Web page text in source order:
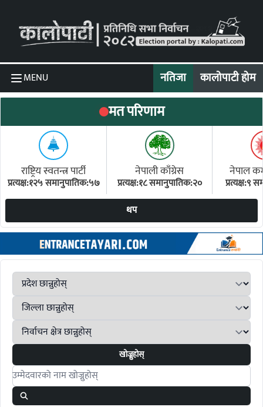
MENU नतिजा कालोपाटी होम
मत परिणाम
राष्ट्रिय स्वतन्त्र पार्टी
प्रत्यक्ष:१२५ समानुपातिक:५७
नेपाली काँग्रेस
प्रत्यक्ष:१८ समानुपातिक:२०
नेपाल
प्रत्यक्ष:९
थप
खोज्नुहोस्
Search candidates